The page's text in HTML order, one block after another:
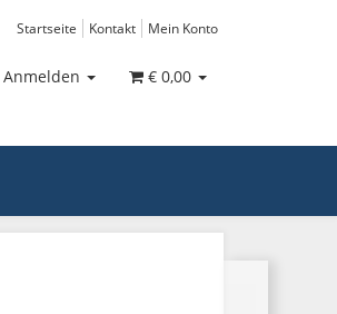
Startseite Kontakt Mein Konto
Anmelden € 0,00